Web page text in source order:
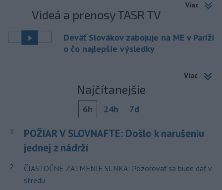
Viac
Videá a prenosy TASR TV
Deväť Slovákov zabojuje na ME v Paríži
o čo najlepšie výsledky
Viac
Najčítanejšie
6h 24h 7d
1
POŽIAR V SLOVNAFTE: Došlo k narušeniu
jednej z nádrží
2
ČIASTOČNÉ ZATMENIE SLNKA: Pozorovať sa bude dať v
stredu